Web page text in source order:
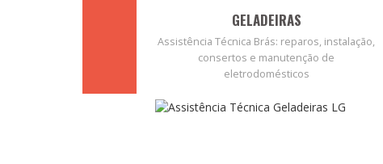
GELADEIRAS
Assistência Técnica Brás: reparos, instalação,
consertos e manutenção de
eletrodomésticos